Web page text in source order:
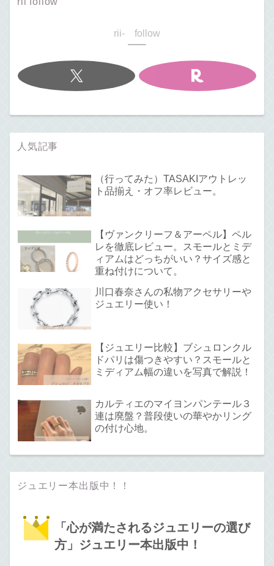
rii- follow
人気記事
（行ってみた）TASAKIアウトレッ
ト品揃え・オフ率レビュー。
【ヴァンクリーフ＆アーペル】ペル
レを徹底レビュー。スモールとミデ
ィアムはどっちがいい？サイズ感と
重ね付けについて。
川口春奈さんの私物アクセサリーや
ジュエリー使い！
【ジュエリー比較】ブシュロンクル
ドパリは傷つきやすい？スモールと
ミディアム幅の違いを写真で解説！
カルティエのマイヨンパンテール３
連は廃盤？普段使いの華やかリング
の付け心地。
ジュエリー本出版中！！
「心が満たされるジュエリーの選び
方」ジュエリー本出版中！